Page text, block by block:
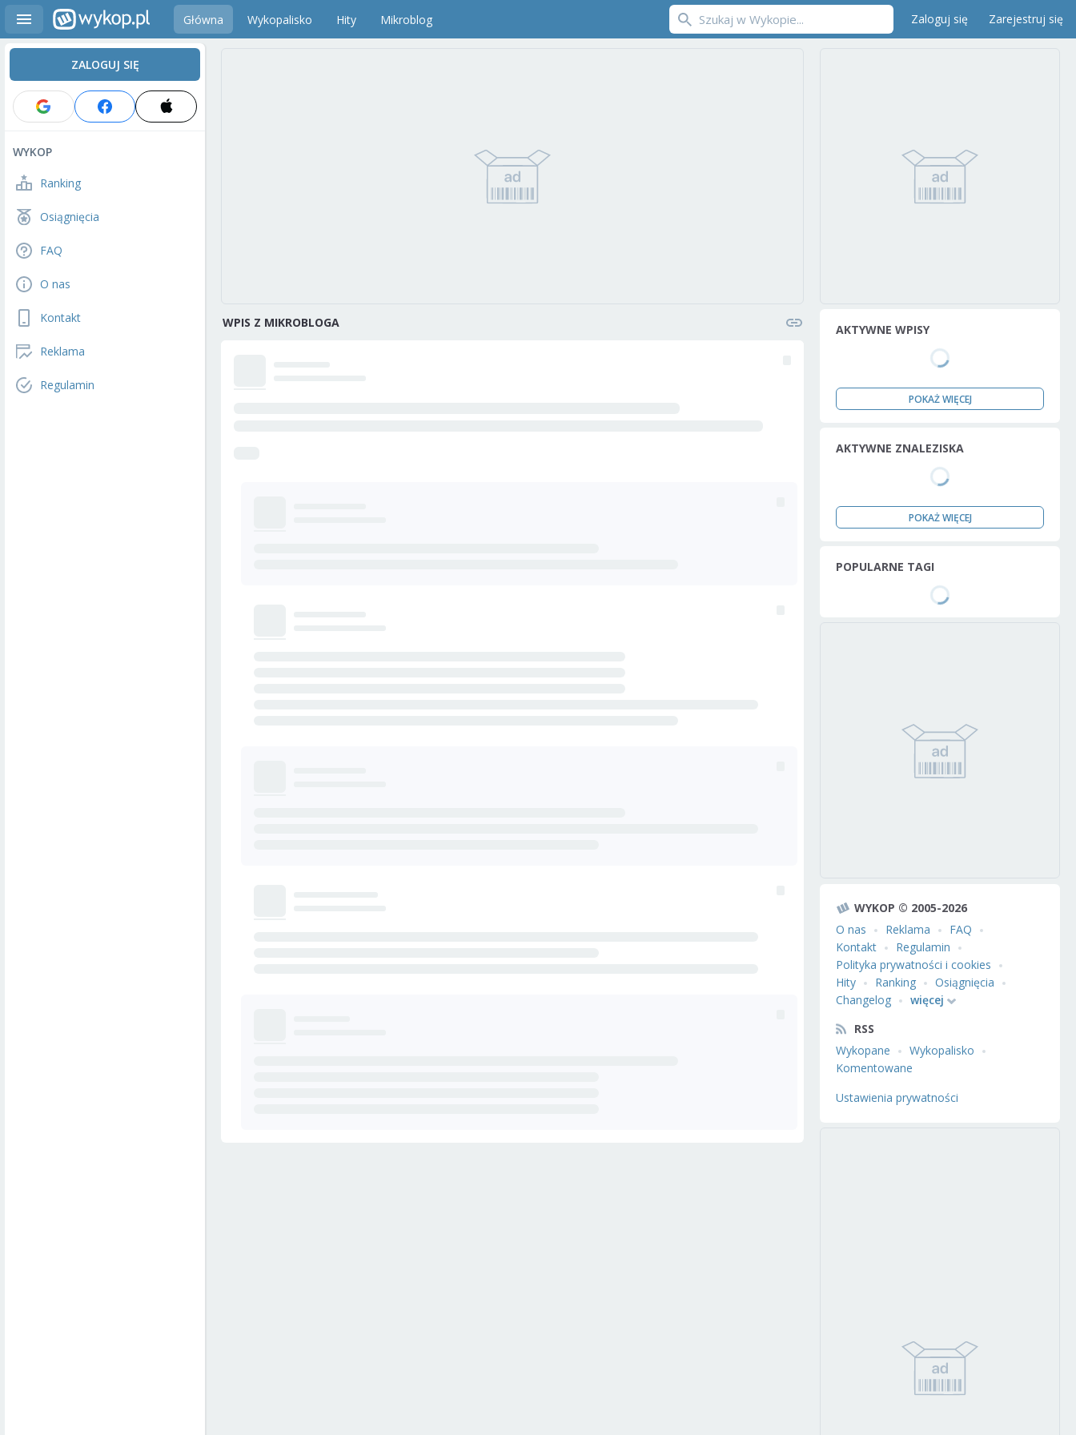
Główna Wykopalisko Hity Mikroblog Zaloguj się Zarejestruj się
ZALOGUJ SIĘ
WYKOP
Ranking
Osiągnięcia
FAQ
O nas
Kontakt
Reklama
Regulamin
WPIS Z MIKROBLOGA AKTYWNE WPISY
POKAŻ WIĘCEJ
AKTYWNE ZNALEZISKA
POKAŻ WIĘCEJ
POPULARNE TAGI
WYKOP © 2005-2026
O nas
Reklama
FAQ
Kontakt
Regulamin
Polityka prywatności i cookies
Hity
Ranking
Osiągnięcia
Changelog
więcej
RSS
Wykopane
Wykopalisko
Komentowane
Ustawienia prywatności